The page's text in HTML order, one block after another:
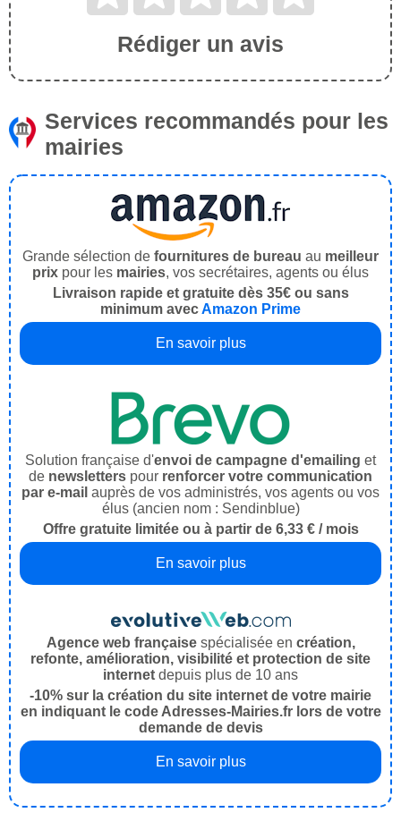
Rédiger un avis
Services recommandés pour les
mairies
Grande sélection de fournitures de bureau au meilleur
prix pour les mairies, vos secrétaires, agents ou élus
Livraison rapide et gratuite dès 35€ ou sans
minimum avecAmazon Prime
En savoir plus
Solution française d'envoi de campagne d'emailing et
de newsletters pour renforcer votre communication
par e-mail auprès de vos administrés, vos agents ou vos
élus (ancien nom : Sendinblue)
Offre gratuite limitée ou à partir de 6,33 € / mois
En savoir plus
Agence web françaisespécialisée en création,
refonte, amélioration, visibilité et protection de site
internet depuis plus de 10 ans
-10% sur la création du site internet de votre mairie
en indiquant le code Adresses-Mairies.fr lors de votre
demande de devis
En savoir plus